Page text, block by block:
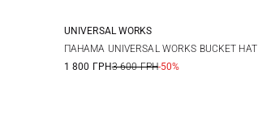
M L XL
UNIVERSAL WORKS
ПАНАМА UNIVERSAL WORKS BUCKET HAT
1 800 ГРН3 600 ГРН-50%